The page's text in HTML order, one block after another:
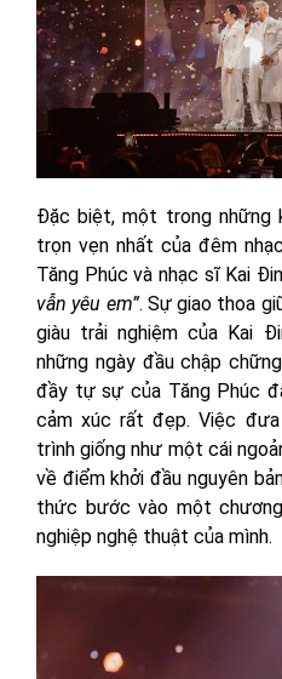
Đặc biệt, một trong những
trọn vẹn nhất của đêm
Tăng Phúc và nhạc sĩ Kai
vẫn yêu em”. Sự giao thoa
giàu trải nghiệm của Kai
những ngày đầu chập
đầy tự sự của Tăng Phúc
cảm xúc rất đẹp. Việc
trình giống như một cái
về điểm khởi đầu nguyên
thức bước vào một
nghiệp nghệ thuật của mình.